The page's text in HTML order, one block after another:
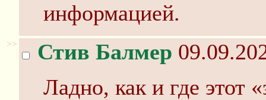
информацией.
>> Стив Балмер
Ладно, как и где этот